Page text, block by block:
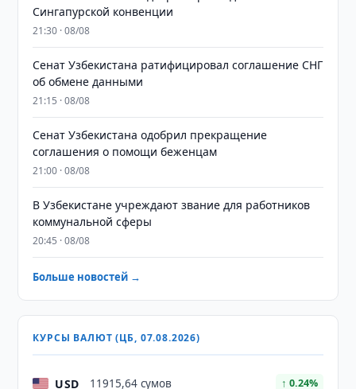
Сингапурской конвенции
21:30 · 08/08
Сенат Узбекистана ратифицировал соглашение СНГ
об обмене данными
21:15 · 08/08
Сенат Узбекистана одобрил прекращение
соглашения о помощи беженцам
21:00 · 08/08
В Узбекистане учреждают звание для работников
коммунальной сферы
20:45 · 08/08
Больше новостей →
КУРСЫ ВАЛЮТ (ЦБ, 07.08.2026)
USD 11915,64 сумов ↑ 0.24%